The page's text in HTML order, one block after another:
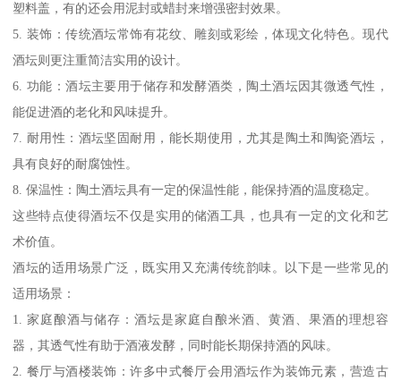
塑料盖，有的还会用泥封或蜡封来增强密封效果。
5. 装饰：传统酒坛常饰有花纹、雕刻或彩绘，体现文化特色。现代
酒坛则更注重简洁实用的设计。
6. 功能：酒坛主要用于储存和发酵酒类，陶土酒坛因其微透气性，
能促进酒的老化和风味提升。
7. 耐用性：酒坛坚固耐用，能长期使用，尤其是陶土和陶瓷酒坛，
具有良好的耐腐蚀性。
8. 保温性：陶土酒坛具有一定的保温性能，能保持酒的温度稳定。
这些特点使得酒坛不仅是实用的储酒工具，也具有一定的文化和艺
术价值。
酒坛的适用场景广泛，既实用又充满传统韵味。以下是一些常见的
适用场景：
1. 家庭酿酒与储存：酒坛是家庭自酿米酒、黄酒、果酒的理想容
器，其透气性有助于酒液发酵，同时能长期保持酒的风味。
2. 餐厅与酒楼装饰：许多中式餐厅会用酒坛作为装饰元素，营造古